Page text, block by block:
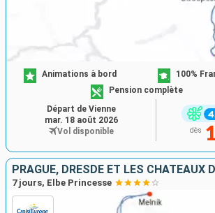
Animations à bord
100%
Pension complète
dès
Départ de Vienne
mar. 18 août 2026
Vol disponible
7 jours, Elbe Princesse